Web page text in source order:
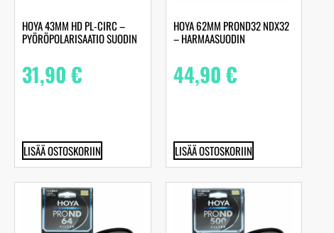
HOYA 43MM HD PL-CIRC –
PYÖRÖPOLARISAATIO SUODIN
31,90€
LISÄÄ OSTOSKORIIN
HOYA 62MM PROND32 NDX32
– HARMAASUODIN
44,90€
LISÄÄ OSTOSKORIIN